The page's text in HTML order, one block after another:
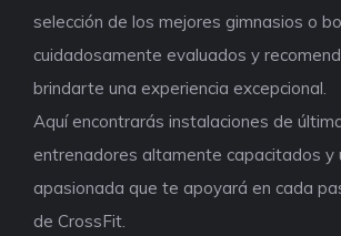
selección de los mejores gimnasios o
cuidadosamente evaluados y
brindarte una experiencia excepcional.
Aquí encontrarás instalaciones de
entrenadores altamente capacitados y
apasionada que te apoyará en cada
de CrossFit.